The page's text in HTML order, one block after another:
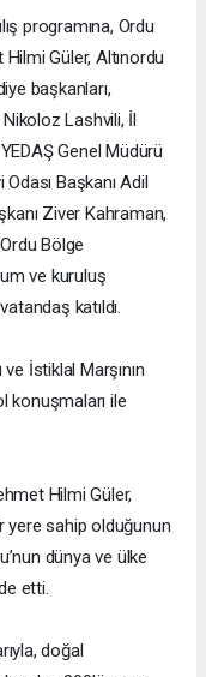
programına, Ordu
Güler, Altınordu
başkanları,
Lashvili, İl
Genel Müdürü
Başkanı Adil
Ziver Kahraman,
Bölge
ve kuruluş
katıldı.
İstiklal Marşının
konuşmaları ile
Hilmi Güler,
yere sahip olduğunun
dünya ve ülke
etti.
doğal